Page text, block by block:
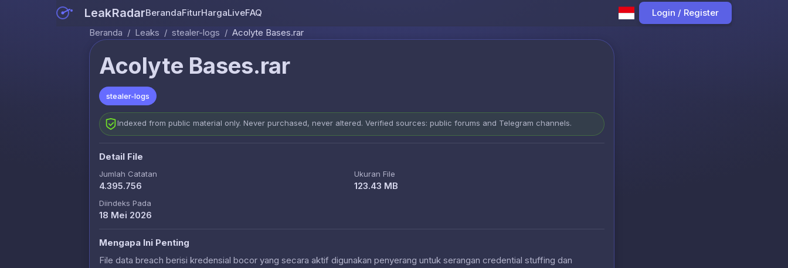
LeakRadarBerandaFiturHargaLiveFAQ
Login / Register
Beranda / Leaks / stealer-logs / Acolyte Bases.rar
Acolyte Bases.rar
stealer-logs
Indexed from public material only. Never purchased, never altered. Verified sources: public forums and Telegram channels.
Detail File
Jumlah Catatan
4.395.756
Ukuran File
123.43 MB
Diindeks Pada
18 Mei 2026
Mengapa Ini Penting
File data breach berisi kredensial bocor yang secara aktif digunakan penyerang untuk serangan credential stuffing dan